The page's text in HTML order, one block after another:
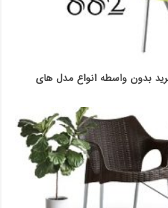
بدون واسطه انواع مدل های